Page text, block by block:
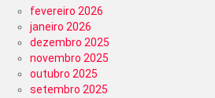
fevereiro 2026
janeiro 2026
dezembro 2025
novembro 2025
outubro 2025
setembro 2025